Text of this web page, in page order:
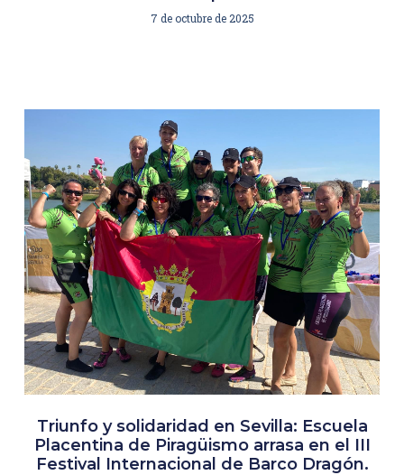
7 de octubre de 2025
Triunfo y solidaridad en Sevilla: Escuela
Placentina de Piragüismo arrasa en el III
Festival Internacional de Barco Dragón.